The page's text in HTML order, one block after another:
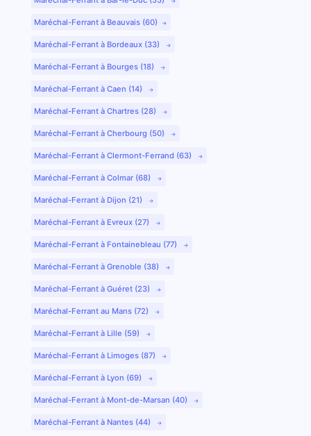
Maréchal-Ferrant à Beauvais (60)
Maréchal-Ferrant à Bordeaux (33)
Maréchal-Ferrant à Bourges (18)
Maréchal-Ferrant à Caen (14)
Maréchal-Ferrant à Chartres (28)
Maréchal-Ferrant à Cherbourg (50)
Maréchal-Ferrant à Clermont-Ferrand (63)
Maréchal-Ferrant à Colmar (68)
Maréchal-Ferrant à Dijon (21)
Maréchal-Ferrant à Evreux (27)
Maréchal-Ferrant à Fontainebleau (77)
Maréchal-Ferrant à Grenoble (38)
Maréchal-Ferrant à Guéret (23)
Maréchal-Ferrant au Mans (72)
Maréchal-Ferrant à Lille (59)
Maréchal-Ferrant à Limoges (87)
Maréchal-Ferrant à Lyon (69)
Maréchal-Ferrant à Mont-de-Marsan (40)
Maréchal-Ferrant à Nantes (44)